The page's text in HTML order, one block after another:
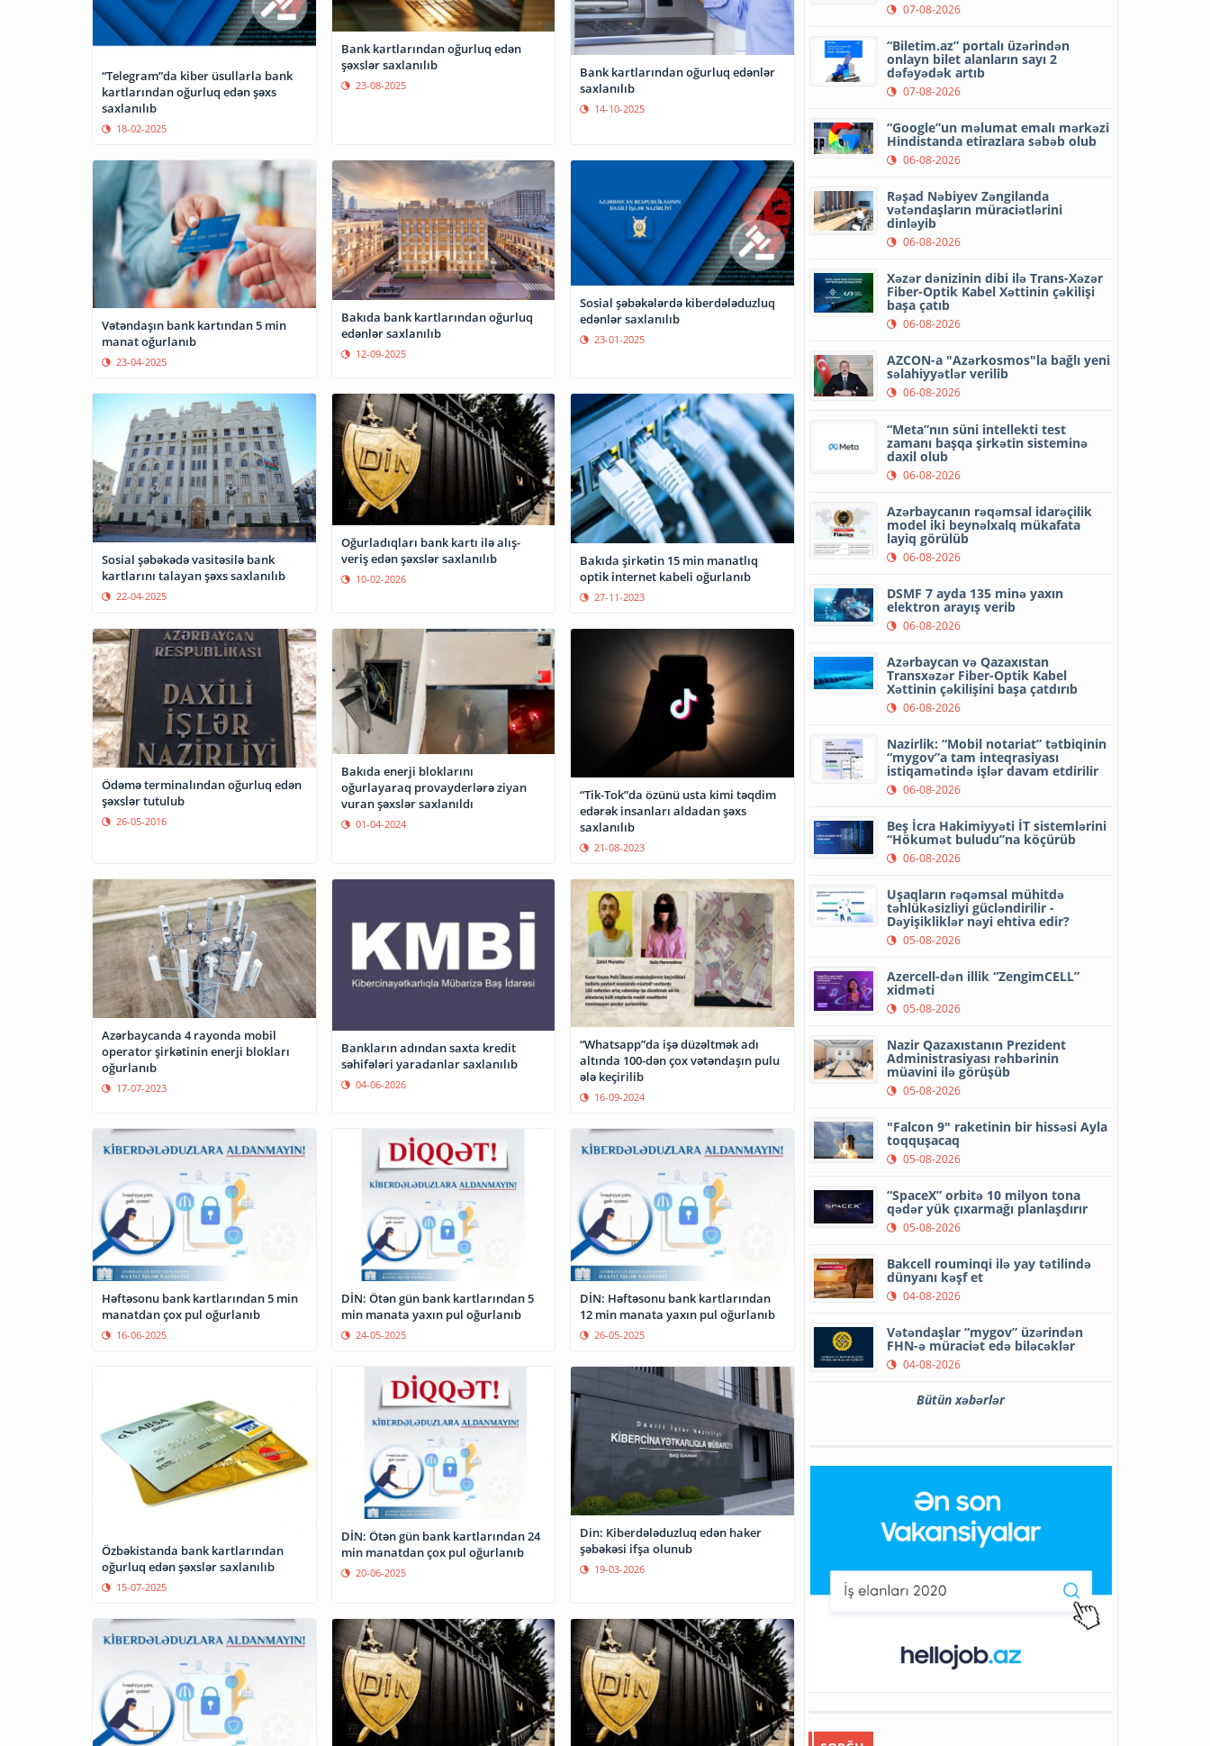
“Telegram”da kiber üsullarla bank
kartlarından oğurluq edən şəxs
saxlanılıb
18-02-2025
Bank kartlarından oğurluq edən
şəxslər saxlanılıb
23-08-2025
Bank kartlarından oğurluq edənlər
saxlanılıb
14-10-2025
Vətəndaşın bank kartından 5 min
manat oğurlanıb
23-04-2025
Bakıda bank kartlarından oğurluq
edənlər saxlanılıb
12-09-2025
Sosial şəbəkələrdə kiberdələduzluq
edənlər saxlanılıb
23-01-2025
Sosial şəbəkədə vasitəsilə bank
kartlarını talayan şəxs saxlanılıb
22-04-2025
Oğurladıqları bank kartı ilə alış-
veriş edən şəxslər saxlanılıb
10-02-2026
Bakıda şirkətin 15 min manatlıq
optik internet kabeli oğurlanıb
27-11-2023
Ödəmə terminalından oğurluq edən
şəxslər tutulub
26-05-2016
Bakıda enerji bloklarını
oğurlayaraq provayderlərə ziyan
vuran şəxslər saxlanıldı
01-04-2024
“Tik-Tok”da özünü usta kimi təqdim
edərək insanları aldadan şəxs
saxlanılıb
21-08-2023
Azərbaycanda 4 rayonda mobil
operator şirkətinin enerji blokları
oğurlanıb
17-07-2023
Bankların adından saxta kredit
səhifələri yaradanlar saxlanılıb
04-06-2026
“Whatsapp”da işə düzəltmək adı
altında 100-dən çox vətəndaşın pulu
ələ keçirilib
16-09-2024
Həftəsonu bank kartlarından 5 min
manatdan çox pul oğurlanıb
16-06-2025
DİN: Ötən gün bank kartlarından 5
min manata yaxın pul oğurlanıb
24-05-2025
DİN: Həftəsonu bank kartlarından
12 min manata yaxın pul oğurlanıb
26-05-2025
Özbəkistanda bank kartlarından
oğurluq edən şəxslər saxlanılıb
15-07-2025
DİN: Ötən gün bank kartlarından 24
min manatdan çox pul oğurlanıb
20-06-2025
Din: Kiberdələduzluq edən haker
şəbəkəsi ifşa olunub
19-03-2026
07-08-2026
“Biletim.az” portalı üzərindən
onlayn bilet alanların sayı 2
dəfəyədək artıb
07-08-2026
“Google”un məlumat emalı mərkəzi
Hindistanda etirazlara səbəb olub
06-08-2026
Rəşad Nəbiyev Zəngilanda
vətəndaşların müraciətlərini
dinləyib
06-08-2026
Xəzər dənizinin dibi ilə Trans-Xəzər
Fiber-Optik Kabel Xəttinin çəkilişi
başa çatıb
06-08-2026
AZCON-a "Azərkosmos"la bağlı yeni
səlahiyyətlər verilib
06-08-2026
“Meta”nın süni intellekti test
zamanı başqa şirkətin sisteminə
daxil olub
06-08-2026
Azərbaycanın rəqəmsal idarəçilik
model iki beynəlxalq mükafata
layiq görülüb
06-08-2026
DSMF 7 ayda 135 minə yaxın
elektron arayış verib
06-08-2026
Azərbaycan və Qazaxıstan
Transxəzər Fiber-Optik Kabel
Xəttinin çəkilişini başa çatdırıb
06-08-2026
Nazirlik: “Mobil notariat” tətbiqinin
“mygov”a tam inteqrasiyası
istiqamətində işlər davam etdirilir
06-08-2026
Beş İcra Hakimiyyəti İT sistemlərini
“Hökumət buludu”na köçürüb
06-08-2026
Uşaqların rəqəmsal mühitdə
təhlükəsizliyi gücləndirilir -
Dəyişikliklər nəyi ehtiva edir?
05-08-2026
Azercell-dən illik “ZengimCELL”
xidməti
05-08-2026
Nazir Qazaxıstanın Prezident
Administrasiyası rəhbərinin
müavini ilə görüşüb
05-08-2026
"Falcon 9" raketinin bir hissəsi Ayla
toqquşacaq
05-08-2026
“SpaceX” orbitə 10 milyon tona
qədər yük çıxarmağı planlaşdırır
05-08-2026
Bakcell rouminqi ilə yay tətilində
dünyanı kəşf et
04-08-2026
Vətəndaşlar “mygov” üzərindən
FHN-ə müraciət edə biləcəklər
04-08-2026
Bütün xəbərlər